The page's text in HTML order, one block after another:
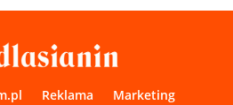
Reklama
Marketing